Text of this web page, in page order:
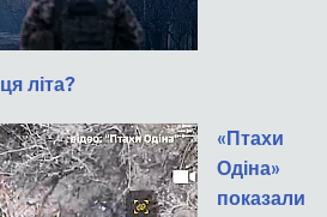
літа?
«Птахи
Одіна»
показали